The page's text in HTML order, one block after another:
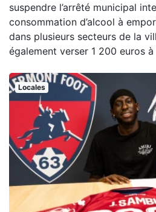
suspendre l’arrêté municipal
consommation d’alcool à
dans plusieurs secteurs de la
également verser 1 200 euros
Locales